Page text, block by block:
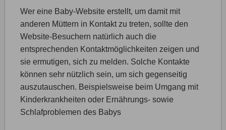
Wer eine Baby-Website erstellt, um damit mit
anderen Müttern in Kontakt zu treten, sollte den
Website-Besuchern natürlich auch die
entsprechenden Kontaktmöglichkeiten zeigen und
sie ermutigen, sich zu melden. Solche Kontakte
können sehr nützlich sein, um sich gegenseitig
auszutauschen. Beispielsweise beim Umgang mit
Kinderkrankheiten oder Ernährungs- sowie
Schlafproblemen des Babys